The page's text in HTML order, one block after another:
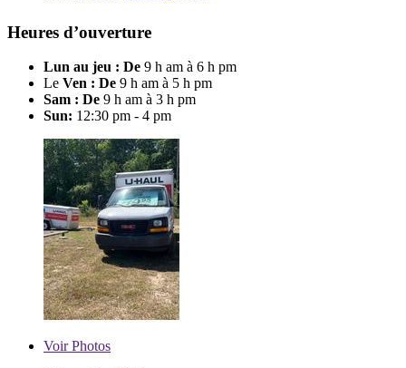
Heures d’ouverture
Lun au jeu : De 9 h am à 6 h pm
Le Ven : De 9 h am à 5 h pm
Sam : De 9 h am à 3 h pm
Sun: 12:30 pm - 4 pm
VoirPhotos